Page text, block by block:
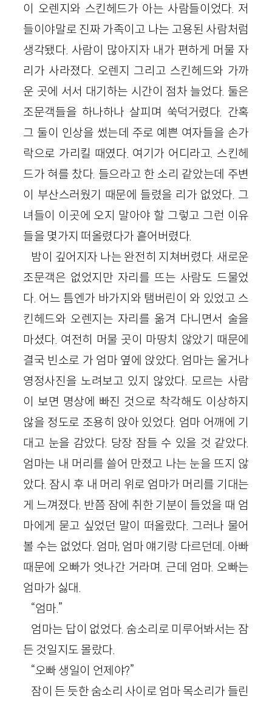
이 오렌지와 스킨헤드가 아는 사람들이었다. 저
들이야말로 진짜 가족이고 나는 고용된 사람처럼
생각됐다. 사람이 많아지자 내가 편하게 머물 자
리가 사라졌다. 오렌지 그리고 스킨헤드와 가까
운 곳에 서서 대기하는 시간이 점차 늘었다. 둘은
조문객들을 하나하나 살피며 쑥덕거렸다. 간혹
그 둘이 인상을 썼는데 주로 예쁜 여자들을 손가
락으로 가리킬 때였다. 여기가 어디라고. 스킨헤
드가 혀를 찼다. 들으라고 한 소리 같았는데 주변
이 부산스러웠기 때문에 들렸을 리가 없었다. 그
녀들이 이곳에 오지 말아야 할 그렇고 그런 이유
들을 몇가지 떠올렸다가 흩어버렸다.
밤이 깊어지자 나는 완전히 지쳐버렸다. 새로운
조문객은 없었지만 자리를 뜨는 사람도 드물었
다. 어느 틈엔가 바가지와 탬버린이 와 있었고 스
킨헤드와 오렌지는 자리를 옮겨 다니면서 술을
마셨다. 여전히 머물 곳이 마땅치 않았기 때문에
결국 빈소로 가 엄마 옆에 앉았다. 엄마는 울거나
영정사진을 노려보고 있지 않았다. 모르는 사람
이 보면 명상에 빠진 것으로 착각해도 이상하지
않을 정도로 조용히 앉아 있었다. 엄마 어깨에 기
대고 눈을 감았다. 당장 잠들 수 있을 것 같았다.
엄마는 내 머리를 쓸어 만졌고 나는 눈을 뜨지 않
았다. 잠시 후 내 머리 위로 엄마가 머리를 기대는
게 느껴졌다. 반쯤 잠에 취한 기분이 들었을 때 엄
마에게 묻고 싶었던 말이 떠올랐다. 그러나 물어
볼 수는 없었다. 엄마, 엄마 얘기랑 다르던데. 아빠
때문에 오빠가 엇나간 거라며. 근데 엄마. 오빠는
엄마가 싫대.
“엄마.”
엄마는 답이 없었다. 숨소리로 미루어봐서는 잠
든 것일지도 몰랐다.
“오빠 생일이 언제야?”
잠이 든 듯한 숨소리 사이로 엄마 목소리가 들린